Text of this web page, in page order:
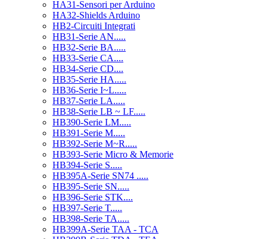
HA31-Sensori per Arduino
HA32-Shields Arduino
HB2-Circuiti Integrati
HB31-Serie AN.....
HB32-Serie BA.....
HB33-Serie CA....
HB34-Serie CD....
HB35-Serie HA.....
HB36-Serie I~L.....
HB37-Serie LA.....
HB38-Serie LB ~ LF.....
HB390-Serie LM.....
HB391-Serie M.....
HB392-Serie M~R.....
HB393-Serie Micro & Memorie
HB394-Serie S.....
HB395A-Serie SN74 .....
HB395-Serie SN.....
HB396-Serie STK....
HB397-Serie T.....
HB398-Serie TA.....
HB399A-Serie TAA - TCA